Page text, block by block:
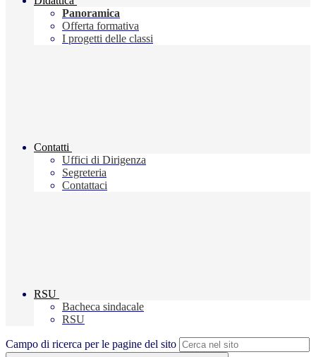
Panoramica
Offerta formativa
I progetti delle classi
Contatti
Uffici di Dirigenza
Segreteria
Contattaci
RSU
Bacheca sindacale
RSU
Campo di ricerca per le pagine del sito